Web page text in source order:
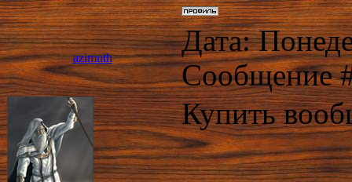
azimuth
Дата:
Сообщение
Купить